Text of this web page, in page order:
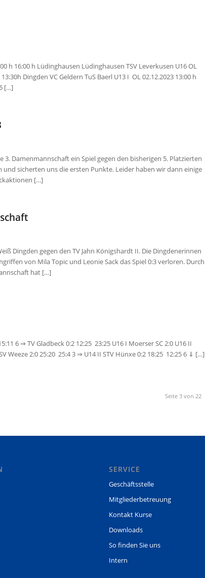
h 16:00 h Lüdinghausen Lüdinghausen TSV Leverkusen U16 OL
Dingden VC Geldern TuS Baerl U13 I OL 02.12.2023 13:00 h
[…]
Damenmannschaft ein Spiel gegen den bisherigen 5. Platzierten
sicherten uns die ersten Punkte. Leider haben wir dann einige
[…]
Dingden gegen den TV Jahn Königshardt II. Die Dingdenerinnen
von Mila Topic und Leonie Sack das Spiel 0:3 verloren. Durch
hat […]
6 ⇒ TV Gladbeck 0:2 12:25 23:25 U16 I Moerser SC 2:0 U16 II
Weeze 2:0 25:20 25:4 3 ⇒ U14 II STV Hünxe 0:2 18:25 12:25 6 ⇓ […]
Seite 3 von 22
SERVICE
Geschäftsstelle
Mitgliederbetreuung
Kontakt Kurse
Downloads
So finden Sie uns
Intern